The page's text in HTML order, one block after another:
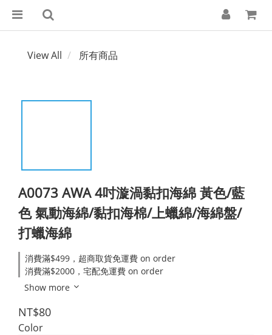
View All 所有商品
A0073 AWA 4吋漩渦黏扣海綿 黃色/藍
色 氣動海綿/黏扣海棉/上蠟綿/海綿盤/
打蠟海綿
消費滿$499，超商取貨免運費 on order
消費滿$2000，宅配免運費 on order
Show more
NT$80
Color